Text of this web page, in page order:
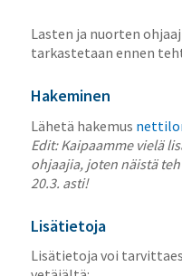
Lasten ja nuorten
tarkastetaan ennen
Hakeminen
Lähetä hakemus
Edit: Kaipaamme vielä
ohjaajia, joten näistä
20.3. asti!
Lisätietoja
Lisätietoja voi